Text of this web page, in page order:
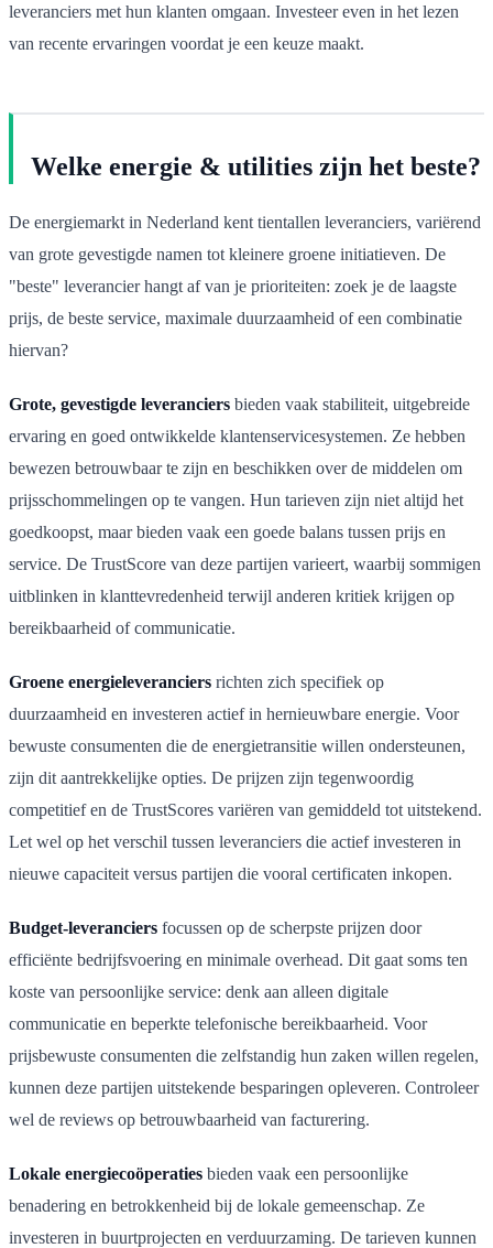
leveranciers met hun klanten omgaan. Investeer even in het lezen
van recente ervaringen voordat je een keuze maakt.
Welke energie & utilities zijn het beste?
De energiemarkt in Nederland kent tientallen leveranciers, variërend
van grote gevestigde namen tot kleinere groene initiatieven. De
"beste" leverancier hangt af van je prioriteiten: zoek je de laagste
prijs, de beste service, maximale duurzaamheid of een combinatie
hiervan?
Grote, gevestigde leveranciers bieden vaak stabiliteit, uitgebreide
ervaring en goed ontwikkelde klantenservicesystemen. Ze hebben
bewezen betrouwbaar te zijn en beschikken over de middelen om
prijsschommelingen op te vangen. Hun tarieven zijn niet altijd het
goedkoopst, maar bieden vaak een goede balans tussen prijs en
service. De TrustScore van deze partijen varieert, waarbij sommigen
uitblinken in klanttevredenheid terwijl anderen kritiek krijgen op
bereikbaarheid of communicatie.
Groene energieleveranciers richten zich specifiek op
duurzaamheid en investeren actief in hernieuwbare energie. Voor
bewuste consumenten die de energietransitie willen ondersteunen,
zijn dit aantrekkelijke opties. De prijzen zijn tegenwoordig
competitief en de TrustScores variëren van gemiddeld tot uitstekend.
Let wel op het verschil tussen leveranciers die actief investeren in
nieuwe capaciteit versus partijen die vooral certificaten inkopen.
Budget-leveranciers focussen op de scherpste prijzen door
efficiënte bedrijfsvoering en minimale overhead. Dit gaat soms ten
koste van persoonlijke service: denk aan alleen digitale
communicatie en beperkte telefonische bereikbaarheid. Voor
prijsbewuste consumenten die zelfstandig hun zaken willen regelen,
kunnen deze partijen uitstekende besparingen opleveren. Controleer
wel de reviews op betrouwbaarheid van facturering.
Lokale energiecoöperaties bieden vaak een persoonlijke
benadering en betrokkenheid bij de lokale gemeenschap. Ze
investeren in buurtprojecten en verduurzaming. De tarieven kunnen